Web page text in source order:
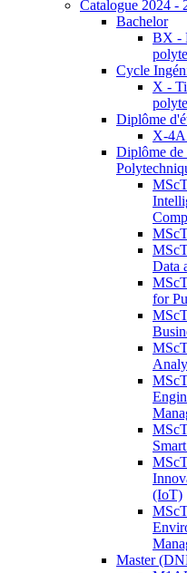
Catalogue 2024 -
Bachelor
BX -
Cycle
X -
Diplôme
X-4A
Diplôme de
Data
for
(IoT)
Master